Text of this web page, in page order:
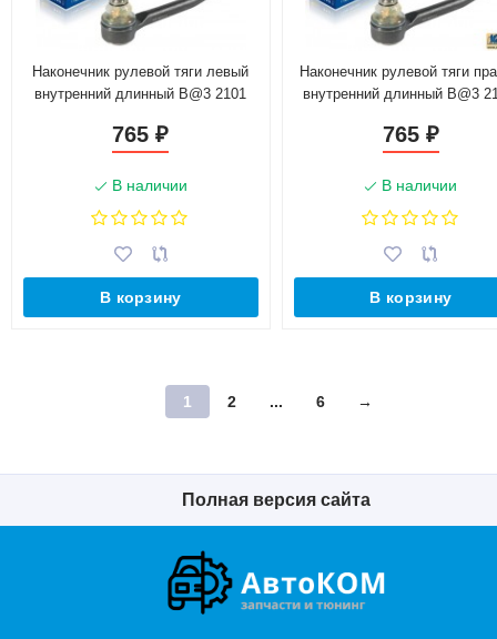
Наконечник рулевой тяги левый
внутренний длинный B@3 2101
765₽
В наличии
В корзину
Наконечник рулевой тяги
внутренний длинный B@3
765 ₽
В наличии
В корзину
1 2 ... 6 →
Полная версия сайта